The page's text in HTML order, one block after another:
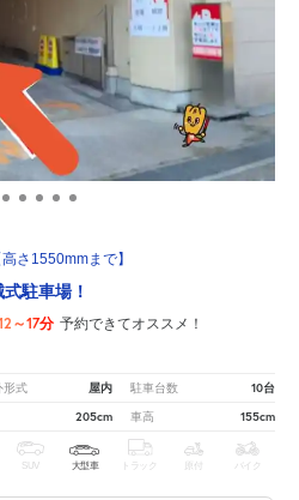
さ1550mmまで】
駐車場！
～17分 予約できてオススメ！
形式 屋内 駐車台数 10台
205cm 車高 155cm
SUV 大型車 トラック 原付 バイク